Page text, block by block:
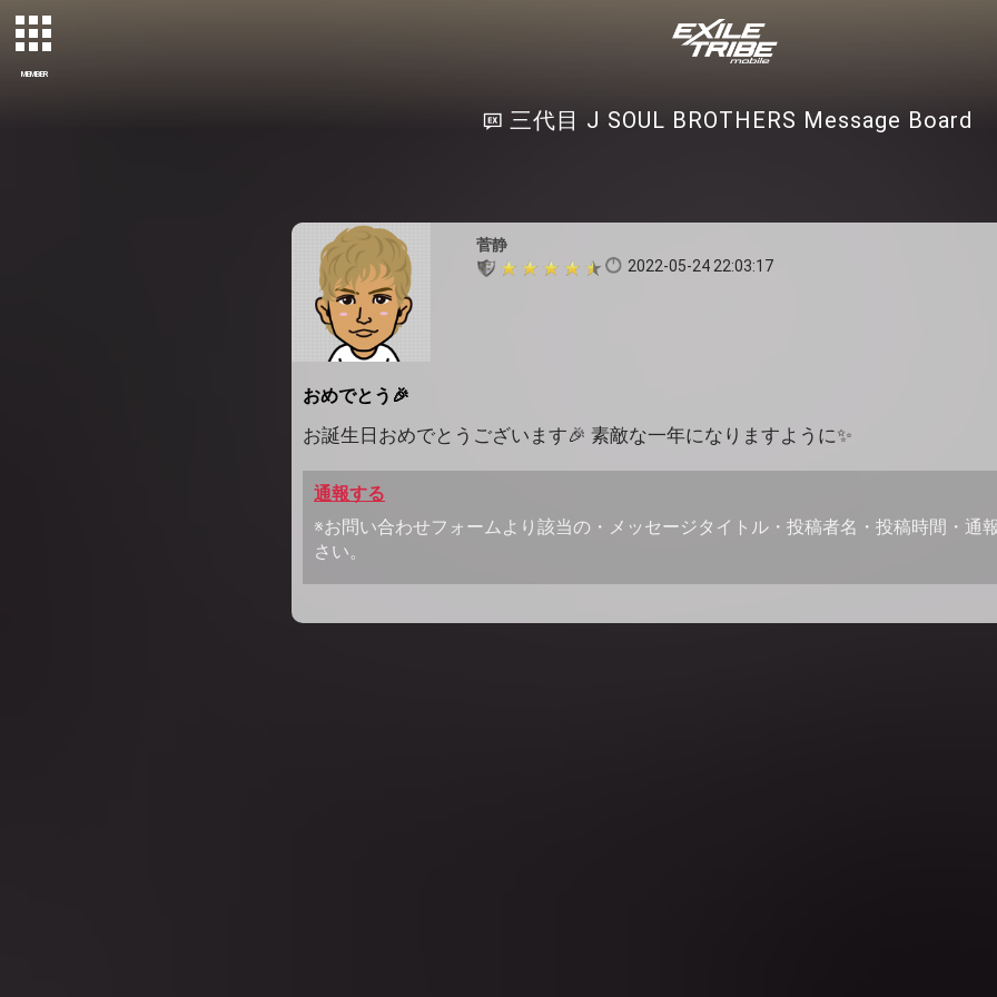
MEMBER
三代目 J SOUL BROTHERS Message Board
菅静
2022-05-24 22:03:17
おめでとう🎉
お誕生日おめでとうございます🎉 素敵な一年になりますように✨
通報する
※お問い合わせフォームより該当の・メッセージタイトル・投稿者名・投稿時間・通
さい。